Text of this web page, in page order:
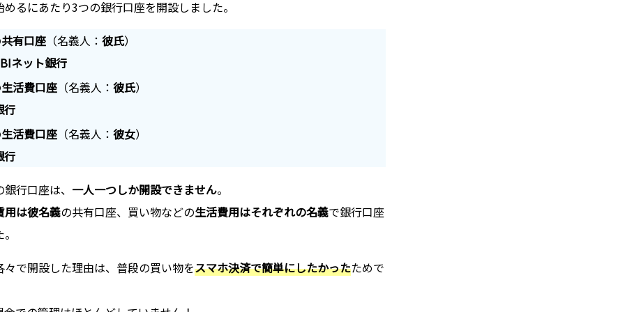
るにあたり3つの銀行口座を開設しました。
共有口座 （名義人：彼氏）
ネット銀行
生活費口座 （名義人：彼氏）
行
生活費口座 （名義人：彼女）
行
行口座は、 一人一つしか開設できません。
用は彼名義の共有口座、買い物などの生活費用はそれぞれの名義で銀行口座
で開設した理由は、普段の買い物をスマホ決済で簡単にしたかったためで